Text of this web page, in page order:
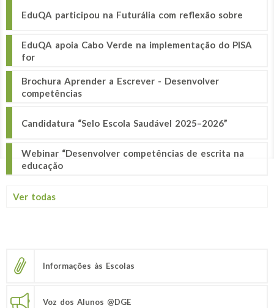
EduQA participou na Futurália com reflexão sobre
EduQA apoia Cabo Verde na implementação do PISA
for
Brochura Aprender a Escrever - Desenvolver
competências
Candidatura “Selo Escola Saudável 2025–2026”
Webinar “Desenvolver competências de escrita na
educação
Ver todas
Informações às Escolas
Voz dos Alunos @DGE